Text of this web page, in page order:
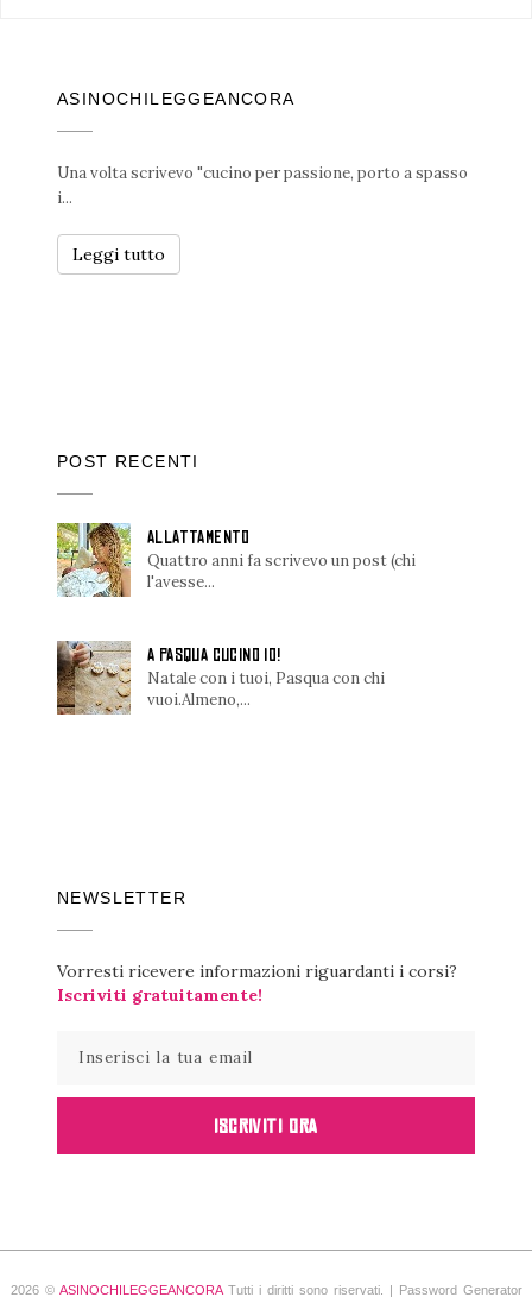
ASINOCHILEGGEANCORA
Una volta scrivevo "cucino per passione, porto a spasso
i...
Leggi tutto
POST RECENTI
ALLATTAMENTO
Quattro anni fa scrivevo un post (chi
l'avesse...
A PASQUA CUCINO IO!
Natale con i tuoi, Pasqua con chi
vuoi.Almeno,...
NEWSLETTER
Vorresti ricevere informazioni riguardanti i corsi?
Iscriviti gratuitamente!
ISCRIVITI ORA
2026 © ASINOCHILEGGEANCORATutti i diritti sono riservati. | Password Generator